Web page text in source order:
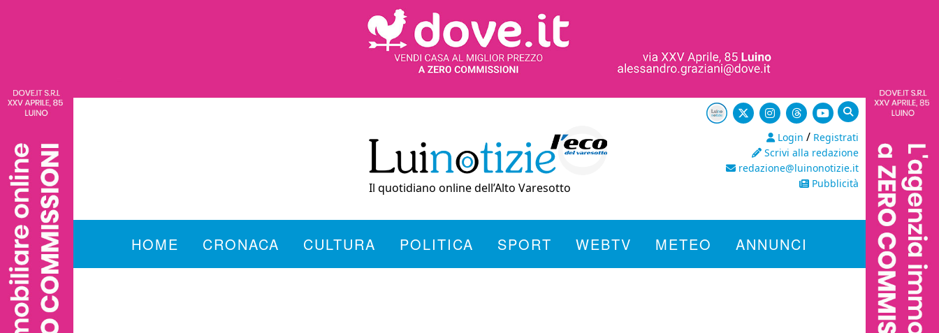
Il quotidiano online dell’Alto Varesotto
Login / Registrati
Scrivi alla redazione
redazione@luinonotizie.it
Pubblicità
HOME CRONACA CULTURA POLITICA SPORT WEBTV METEO ANNUNCI